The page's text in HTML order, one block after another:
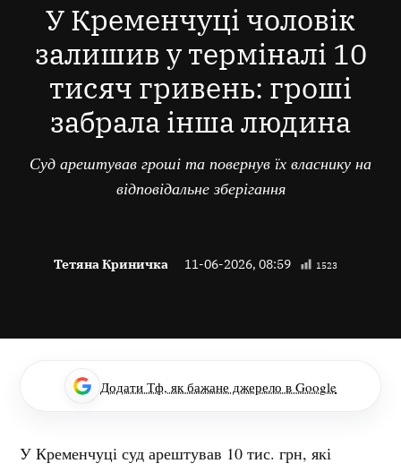
У Кременчуці чоловік
залишив у терміналі 10
тисяч гривень: гроші
забрала інша людина
Суд арештував гроші та повернув їх власнику на
відповідальне зберігання
Тетяна Криничка 11-06-2026, 08:59 1523
Додати Тф, як бажане джерело в Google
У Кременчуці суд арештував 10 тис. грн, які